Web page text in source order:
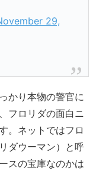
29,
かり本物の警官に
フロリダの面白ニ
。ネットではフロ
ダウーマン）と呼
スの宝庫なのかは